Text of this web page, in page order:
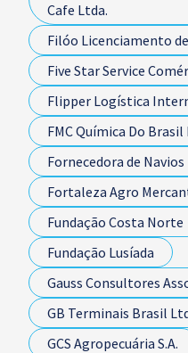
Cafe Ltda.
Filóo Licenciamento
Five Star Service
Flipper Logística
FMC Química Do Brasil
Fornecedora de
Fortaleza Agro
Fundação Costa Norte
Fundação Lusíada
Gauss Consultores
GB Terminais Brasil
GCS Agropecuária S.A.